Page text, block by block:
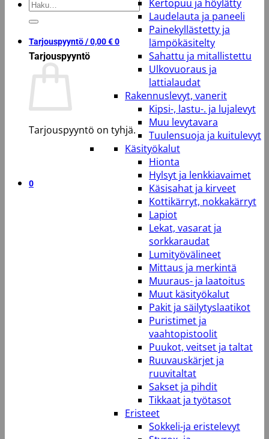
Etsi:
Tarjouspyyntö /0,00€0
Tarjouspyyntö
Tarjouspyyntö on tyhjä.
0
Kertopuu ja höylätty
Laudelauta ja paneeli
Painekyllästetty ja
lämpökäsitelty
Sahattu ja mitallistettu
Ulkovuoraus ja
lattialaudat
Rakennuslevyt, vanerit
Kipsi-, lastu-. ja lujalevyt
Muu levytavara
Tuulensuoja ja kuitulevyt
Käsityökalut
Hionta
Hylsyt ja lenkkiavaimet
Käsisahat ja kirveet
Kottikärryt, nokkakärryt
Lapiot
Lekat, vasarat ja
sorkkaraudat
Lumityövälineet
Mittaus ja merkintä
Muuraus- ja laatoitus
Muut käsityökalut
Pakit ja säilytyslaatikot
Puristimet ja
vaahtopistoolit
Puukot, veitset ja taltat
Ruuvauskärjet ja
ruuvitaltat
Sakset ja pihdit
Tikkaat ja työtasot
Eristeet
Sokkeli-ja eristelevyt